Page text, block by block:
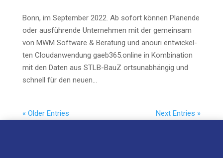
Bonn, im Sep­tem­ber 2022. Ab sofort kön­nen Pla­nen­de
oder aus­füh­ren­de Unter­neh­men mit der gemein­sam
von MWM Soft­ware & Bera­tung und anou­ri ent­wi­ckel­
ten Clou­dan­wen­dung gaeb365.online in Kom­bi­na­ti­on
mit den Daten aus STLB-BauZ orts­un­ab­hän­gig und
schnell für den neuen…
« Older Entries Next Ent­ries »